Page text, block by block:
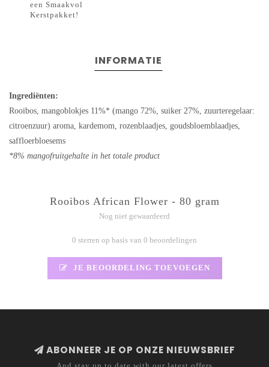
een Smaakvol
Kerstpakket!
INFORMATIE
Ingrediënten:
Rooibos, mangoblokjes 11%* (mango 72%, suiker 27%, zuurteregelaar:
citroenzuur) aroma, kardemom, rozenblaadjes, goudsbloemblaadjes,
saffloerbloesems
*8% mangofruitgehalte in het totale product
Rooibos African Flower - 80 gram
Nog niet gewaardeerd
0 sterren op basis van 0 beoordelingen
JE BEOORDELING TOEVOEGEN
ABONNEER JE OP ONZE NIEUWSBRIEF